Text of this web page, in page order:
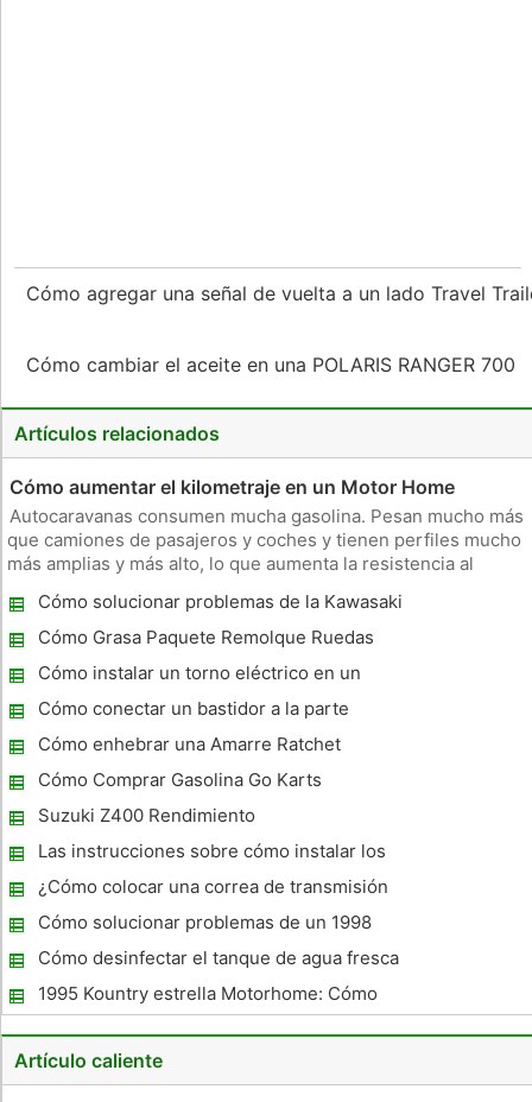
Cómo agregar una señal de vuelta a un lado Travel
Cómo cambiar el aceite en una POLARIS RANGER 700
Artículos relacionados
Cómo aumentar el kilometraje en un Motor Home
Autocaravanas consumen mucha gasolina. Pesan mucho más
que camiones de pasajeros y coches y tienen perfiles mucho
más amplias y más alto, lo que aumenta la resistencia al
para sacar la mayor carga. Los costos de combustible pueden
sumergir y a
Cómo solucionar problemas de la Kawasaki
Bayou 220
Cómo Grasa Paquete Remolque Ruedas
Cómo instalar un torno eléctrico en un
coche cama Inclinación Remolque
Cómo conectar un bastidor a la parte
posterior de un Camper
Cómo enhebrar una Amarre Ratchet
Cómo Comprar Gasolina Go Karts
Suzuki Z400 Rendimiento
Las instrucciones sobre cómo instalar los
controladores de freno
¿Cómo colocar una correa de transmisión
de una corriente eléctrica EZ Go Golf Cart
Cómo solucionar problemas de un 1998
Yamaha Grizzly
Cómo desinfectar el tanque de agua fresca
en un RV
1995 Kountry estrella Motorhome: Cómo
cambiar la bomba de combustible
Artículo caliente